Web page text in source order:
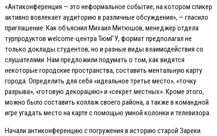
«Антиконференция — это неформальное событие, на котором спикер
активно вовлекает аудиторию в различные обсуждения», — гласило
приглашение. Как объяснил Михаил Митюшов, менеджер отдела
турпродуктов welcome-центра ТюмГУ, формат предполагал не
только доклады студентов, но и разные виды взаимодействия со
слушателями. Нам предложили подумать о том, как видятся
некоторые городские пространства, составить ментальную карту
города. Определить для себя «идеальное третье место», «точку
разрыва», «готовую декорацию» и «секрет местных». Кроме этого,
можно было составить коллаж своего района, а также в командной
игре угадать место на карте с помощью умной колонки и телевизора.
Начали антиконференцию с погружения в историю старой Зареки.